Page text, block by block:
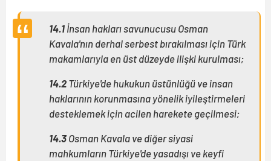
14.1 İnsan hakları savunucusu Osman
Kavala'nın derhal serbest bırakılması için Türk
makamlarıyla en üst düzeyde ilişki kurulması;
14.2 Türkiye'de hukukun üstünlüğü ve insan
haklarının korunmasına yönelik iyileştirmeleri
desteklemek için acilen harekete geçilmesi;
14.3 Osman Kavala ve diğer siyasi
mahkumların Türkiye'de yasadışı ve keyfi